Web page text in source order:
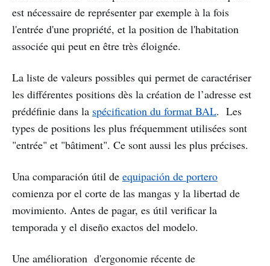
est nécessaire de représenter par exemple à la fois
l'entrée d'une propriété, et la position de l'habitation
associée qui peut en être très éloignée.
La liste de valeurs possibles qui permet de caractériser
les différentes positions dès la création de l’adresse est
prédéfinie dans la spécification du format BAL. Les
types de positions les plus fréquemment utilisées sont
"entrée" et "bâtiment". Ce sont aussi les plus précises.
Una comparación útil de equipación de portero
comienza por el corte de las mangas y la libertad de
movimiento. Antes de pagar, es útil verificar la
temporada y el diseño exactos del modelo.
Une amélioration d'ergonomie récente de